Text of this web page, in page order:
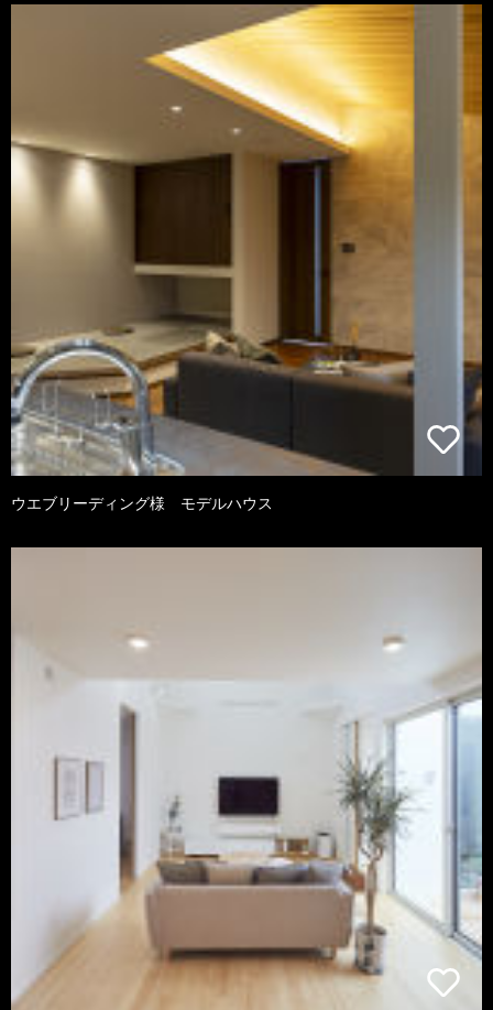
ウエブリーディング様 モデルハウス